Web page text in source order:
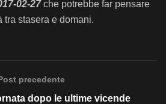
02-27che potrebbe far pensare
tra stasera e domani.
precedente
dopo le ultime vicende